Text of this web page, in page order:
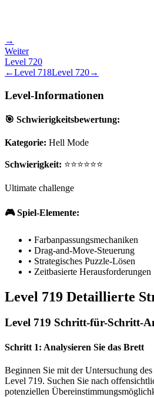
→
Weiter
Level 720
←Level 718Level 720→
Level-Informationen
🎯 Schwierigkeitsbewertung:
Kategorie: Hell Mode
Schwierigkeit: ⭐⭐⭐⭐⭐⭐
Ultimate challenge
🎮 Spiel-Elemente:
• Farbanpassungsmechaniken
• Drag-and-Move-Steuerung
• Strategisches Puzzle-Lösen
• Zeitbasierte Herausforderungen
Level 719 Detaillierte
Level 719 Schritt-für-Schritt-
Schritt 1: Analysieren Sie das Brett
Beginnen Sie mit der Untersuchung
Level 719. Suchen Sie nach
potenziellen